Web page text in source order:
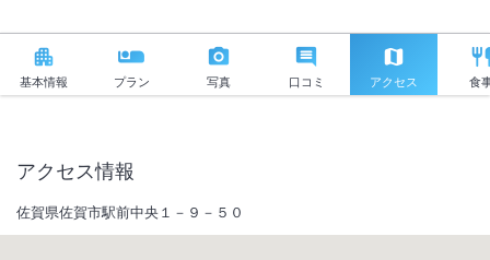
基本情報 プラン 写真 口コミ アクセス 食
アクセス情報
佐賀県佐賀市駅前中央１－９－５０